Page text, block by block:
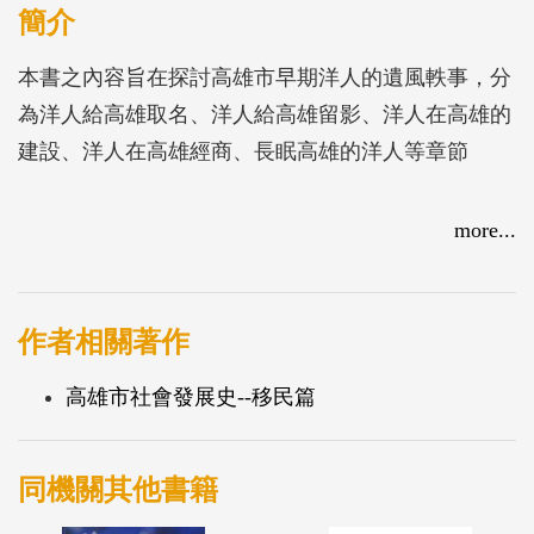
簡介
本書之內容旨在探討高雄市早期洋人的遺風軼事，分
為洋人給高雄取名、洋人給高雄留影、洋人在高雄的
建設、洋人在高雄經商、長眠高雄的洋人等章節
more...
作者相關著作
高雄市社會發展史--移民篇
同機關其他書籍